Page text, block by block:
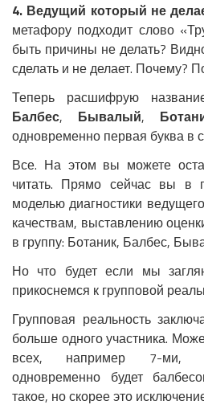
4. Ведущий который не
метафору подходит слово
быть причины не делать?
сделать и не делает. Почему?
Теперь расшифрую
Балбес, Бывалый,
одновременно первая буква в
Все. На этом вы можете
читать. Прямо сейчас вы в
моделью диагностики
качествам, выставлению
в группу: Ботаник, Балбес,
Но что будет если мы
прикоснемся к групповой
Групповая реальность
больше одного участника.
всех, например 7-ми,
одновременно будет
такое, но скорее это